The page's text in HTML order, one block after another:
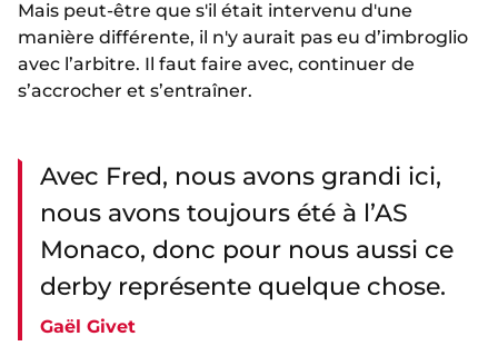
Mais peut-être que s'il était intervenu d'une
manière différente, il n'y aurait pas eu d’imbroglio
avec l’arbitre. Il faut faire avec, continuer de
s’accrocher et s’entraîner.
Avec Fred, nous avons grandi ici,
nous avons toujours été à l’AS
Monaco, donc pour nous aussi ce
derby représente quelque chose.
Gaël Givet